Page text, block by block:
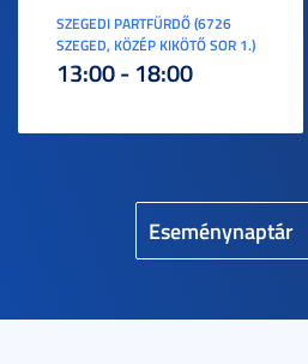
Eseménynaptár
SZEGEDI PARTFÜRDŐ (6726
SZEGED, KÖZÉP KIKÖTŐ SOR 1.)
13:00 - 18:00